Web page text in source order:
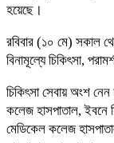
হয়েছে।
রবিবার (১০ মে) সকাল
বিনামূল্যে চিকিৎসা,
চিকিৎসা সেবায় অংশ
কলেজ হাসপাতাল, ইবনে
মেডিকেল কলেজ